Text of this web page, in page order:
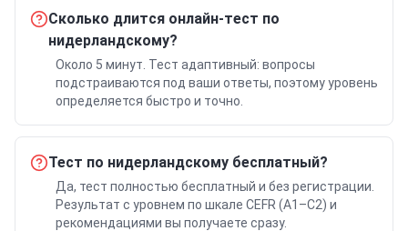
Сколько длится онлайн-тест по
нидерландскому?
Около 5 минут. Тест адаптивный: вопросы
подстраиваются под ваши ответы, поэтому уровень
определяется быстро и точно.
Тест по нидерландскому бесплатный?
Да, тест полностью бесплатный и без регистрации.
Результат с уровнем по шкале CEFR (A1–C2) и
рекомендациями вы получаете сразу.